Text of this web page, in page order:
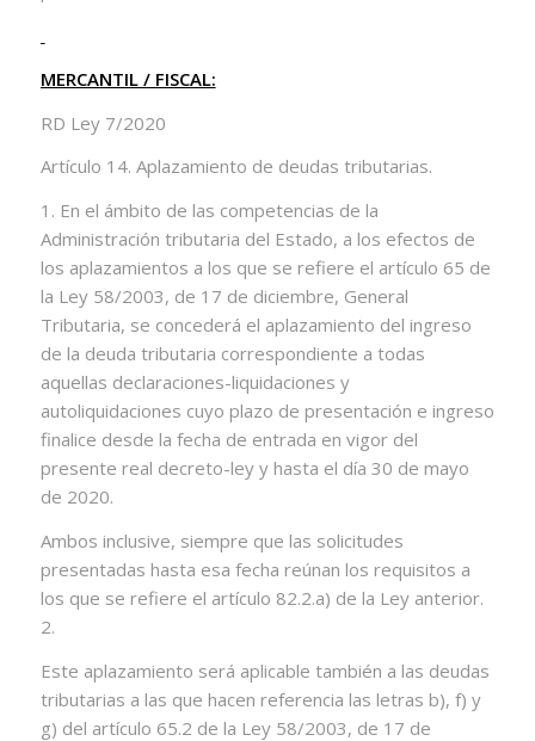
MERCANTIL / FISCAL:
RD Ley 7/2020
Artículo 14. Aplazamiento de deudas tributarias.
1. En el ámbito de las competencias de la
Administración tributaria del Estado, a los efectos de
los aplazamientos a los que se refiere el artículo 65 de
la Ley 58/2003, de 17 de diciembre, General
Tributaria, se concederá el aplazamiento del ingreso
de la deuda tributaria correspondiente a todas
aquellas declaraciones-liquidaciones y
autoliquidaciones cuyo plazo de presentación e ingreso
finalice desde la fecha de entrada en vigor del
presente real decreto-ley y hasta el día 30 de mayo
de 2020.
Ambos inclusive, siempre que las solicitudes
presentadas hasta esa fecha reúnan los requisitos a
los que se refiere el artículo 82.2.a) de la Ley anterior.
2.
Este aplazamiento será aplicable también a las deudas
tributarias a las que hacen referencia las letras b), f) y
g) del artículo 65.2 de la Ley 58/2003, de 17 de